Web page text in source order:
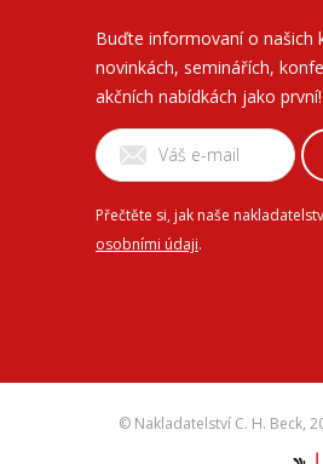
Buďte informovaní o našich
novinkách, seminářích,
akčních nabídkách jako první!
Přečtěte si, jak naše
osobními údaji.
© Nakladatelství C. H. Beck,